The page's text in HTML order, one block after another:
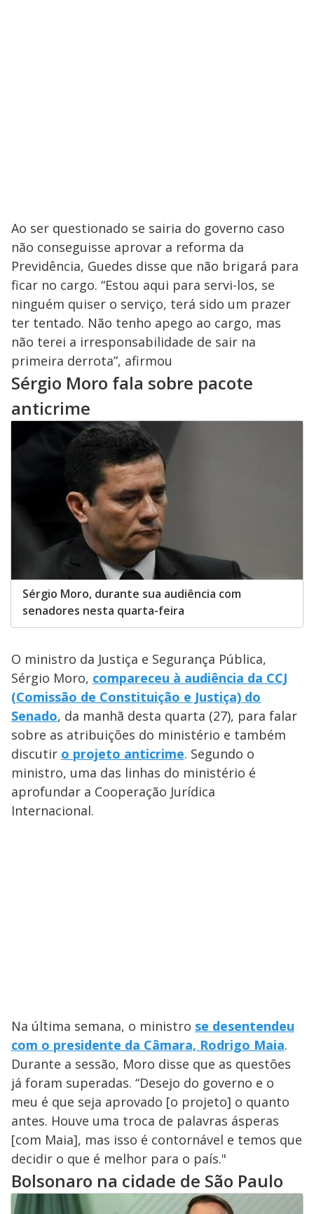
Ao ser questionado se sairia do governo caso
não conseguisse aprovar a reforma da
Previdência, Guedes disse que não brigará para
ficar no cargo. “Estou aqui para servi-los, se
ninguém quiser o serviço, terá sido um prazer
ter tentado. Não tenho apego ao cargo, mas
não terei a irresponsabilidade de sair na
primeira derrota”, afirmou
Sérgio Moro fala sobre pacote
anticrime
Sérgio Moro, durante sua audiência com
senadores nesta quarta-feira
O ministro da Justiça e Segurança Pública,
Sérgio Moro, compareceu à audiência da CCJ
(Comissão de Constituição e Justiça) do
Senado, da manhã desta quarta (27), para falar
sobre as atribuições do ministério e também
discutir o projeto anticrime. Segundo o
ministro, uma das linhas do ministério é
aprofundar a Cooperação Jurídica
Internacional.
Na última semana, o ministro se desentendeu
com o presidente da Câmara, Rodrigo Maia.
Durante a sessão, Moro disse que as questões
já foram superadas. “Desejo do governo e o
meu é que seja aprovado [o projeto] o quanto
antes. Houve uma troca de palavras ásperas
[com Maia], mas isso é contornável e temos que
decidir o que é melhor para o país."
Bolsonaro na cidade de São Paulo